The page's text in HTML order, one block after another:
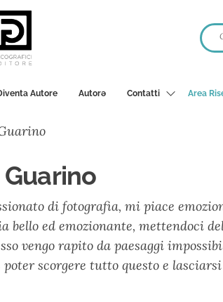
Autore Autorә Contatti Area
di fotografia, mi piace
bello ed emozionante,
vengo rapito da paesaggi
scorgere tutto questo e